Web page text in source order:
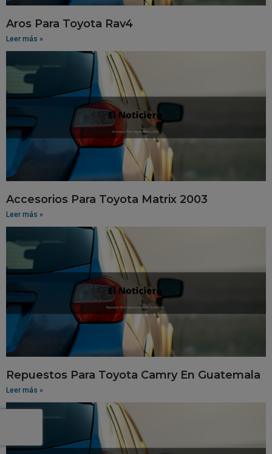
Aros Para Toyota Rav4
Leer más »
Accesorios Para Toyota Matrix 2003
Leer más »
Repuestos Para Toyota Camry En Guatemala
Leer más »